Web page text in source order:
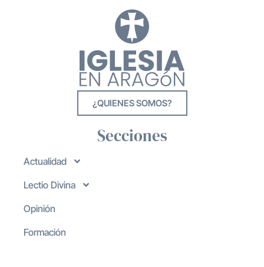
¿QUIENES SOMOS?
Secciones
Actualidad
Lectio Divina
Opinión
Formación